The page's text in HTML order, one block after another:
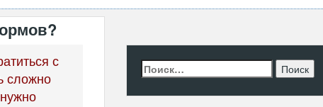
с
сложно
Найти: